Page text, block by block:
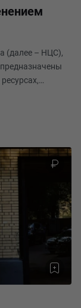
(далее – НЦС),
п